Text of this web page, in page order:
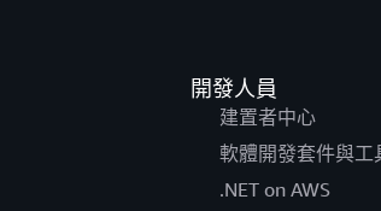
開發人員
建置者中心
軟體開發套件與工
.NET on AWS